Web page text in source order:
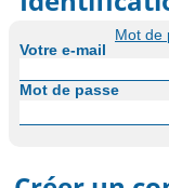
Mot de
Votre e-mail
Mot de passe